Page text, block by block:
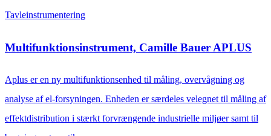
Tavleinstrumentering
Multifunktionsinstrument, Camille Bauer APLUS
Aplus er en ny multifunktionsenhed til måling, overvågning og
analyse af el-forsyningen. Enheden er særdeles velegnet til måling af
effektdistribution i stærkt forvrængende industrielle miljøer samt til